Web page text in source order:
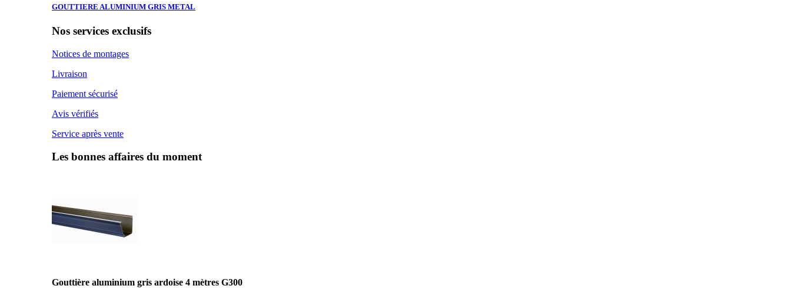
GOUTTIERE ALUMINIUM GRIS METAL
Nos services exclusifs
Notices de montages
Livraison
Paiement sécurisé
Avis vérifiés
Service après vente
Les bonnes affaires du moment
Gouttière aluminium gris ardoise 4 mètres G300